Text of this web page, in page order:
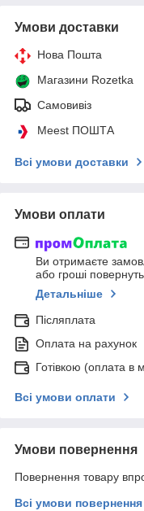
Умови доставки
Нова Пошта
Магазини Rozetka
Самовивіз
Meest ПОШТА
Всі умови доставки
Умови оплати
Ви отримаєте
або гроші
Детальніше
Післяплата
Оплата на рахунок
Готівкою (оплата в
Всі умови оплати
Умови повернення
Повернення товару
Всі умови повернення